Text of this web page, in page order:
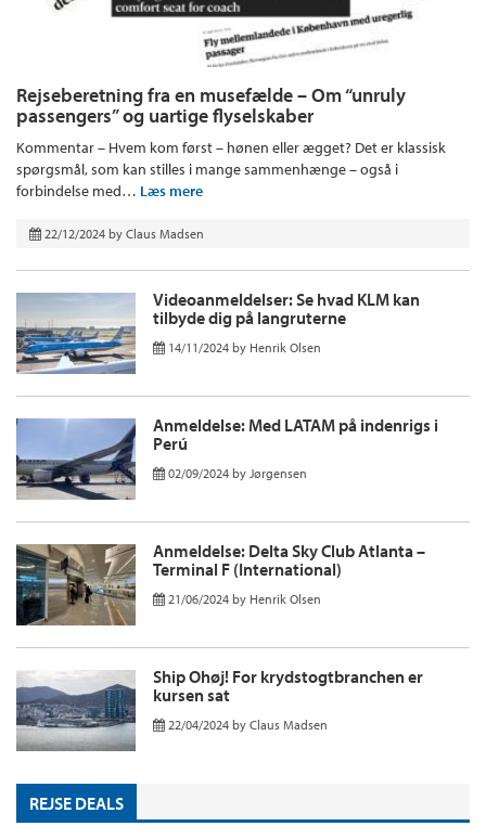
Rejseberetning fra en musefælde – Om “unruly
passengers” og uartige flyselskaber
Kommentar – Hvem kom først – hønen eller ægget? Det er klassisk
spørgsmål, som kan stilles i mange sammenhænge – også i
forbindelse med… Læs mere
22/12/2024 by Claus Madsen
Videoanmeldelser: Se hvad KLM kan
tilbyde dig på langruterne
14/11/2024 by Henrik Olsen
Anmeldelse: Med LATAM på indenrigs i
Perú
02/09/2024 by Jørgensen
Anmeldelse: Delta Sky Club Atlanta –
Terminal F (International)
21/06/2024 by Henrik Olsen
Ship Ohøj! For krydstogtbranchen er
kursen sat
22/04/2024 by Claus Madsen
REJSE DEALS